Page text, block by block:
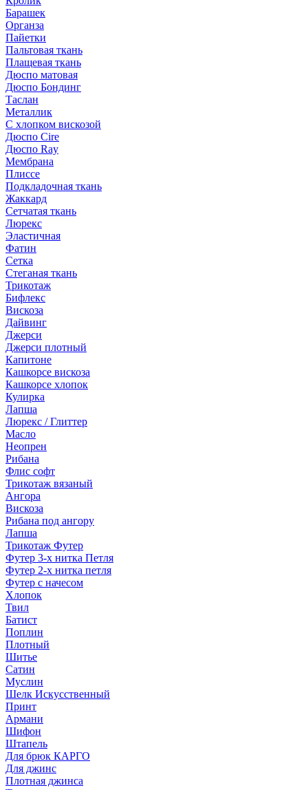
Барашек
Органза
Пайетки
Пальтовая ткань
Плащевая ткань
Дюспо матовая
Дюспо Бондинг
Таслан
Металлик
С хлопком вискозой
Дюспо Cire
Дюспо Ray
Мембрана
Плиссе
Подкладочная ткань
Жаккард
Сетчатая ткань
Люрекс
Эластичная
Фатин
Сетка
Стеганая ткань
Трикотаж
Бифлекс
Вискоза
Дайвинг
Джерси
Джерси плотный
Капитоне
Кашкорсе вискоза
Кашкорсе хлопок
Кулирка
Лапша
Люрекс / Глиттер
Масло
Неопрен
Рибана
Флис софт
Трикотаж вязаный
Ангора
Вискоза
Рибана под ангору
Лапша
Трикотаж Футер
Футер 3-х нитка Петля
Футер 2-х нитка петля
Футер с начесом
Хлопок
Твил
Батист
Поплин
Плотный
Шитье
Сатин
Муслин
Шелк Искусственный
Принт
Армани
Шифон
Штапель
Для брюк КАРГО
Для джинс
Плотная джинса